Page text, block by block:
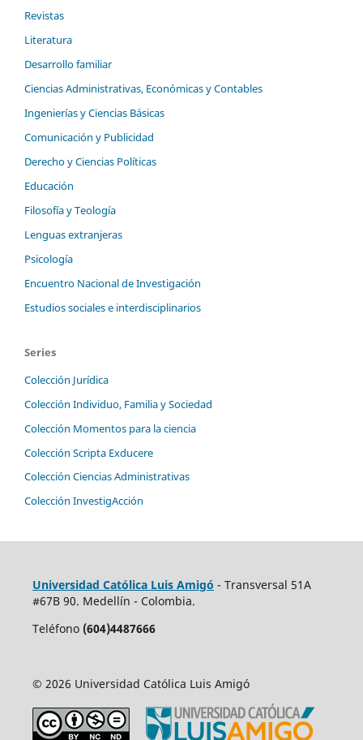
Revistas
Literatura
Desarrollo familiar
Ciencias Administrativas, Económicas y Contables
Ingenierías y Ciencias Básicas
Comunicación y Publicidad
Derecho y Ciencias Políticas
Educación
Filosofía y Teología
Lenguas extranjeras
Psicología
Encuentro Nacional de Investigación
Estudios sociales e interdisciplinarios
Series
Colección Jurídica
Colección Individuo, Familia y Sociedad
Colección Momentos para la ciencia
Colección Scripta Exducere
Colección Ciencias Administrativas
Colección InvestigAcción
Universidad Católica Luis Amigó - Transversal 51A
#67B 90. Medellín - Colombia.
Teléfono (604)4487666
© 2026 Universidad Católica Luis Amigó